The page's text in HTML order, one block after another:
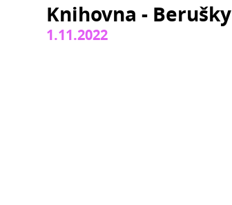
Knihovna - Berušky
1.11.2022